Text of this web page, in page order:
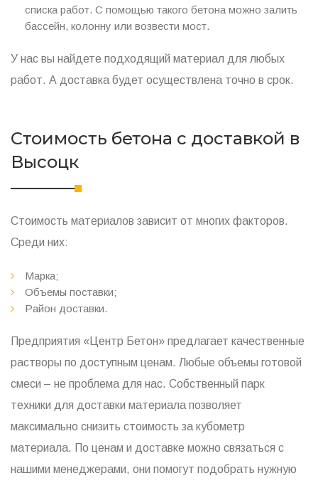
списка работ. С помощью такого бетона можно залить
бассейн, колонну или возвести мост.
У нас вы найдете подходящий материал для любых
работ. А доставка будет осуществлена точно в срок.
Стоимость бетона с доставкой в
Высоцк
Стоимость материалов зависит от многих факторов.
Среди них:
Марка;
Объемы поставки;
Район доставки.
Предприятия «Центр Бетон» предлагает качественные
растворы по доступным ценам. Любые объемы готовой
смеси – не проблема для нас. Собственный парк
техники для доставки материала позволяет
максимально снизить стоимость за кубометр
материала. По ценам и доставке можно связаться с
нашими менеджерами, они помогут подобрать нужную